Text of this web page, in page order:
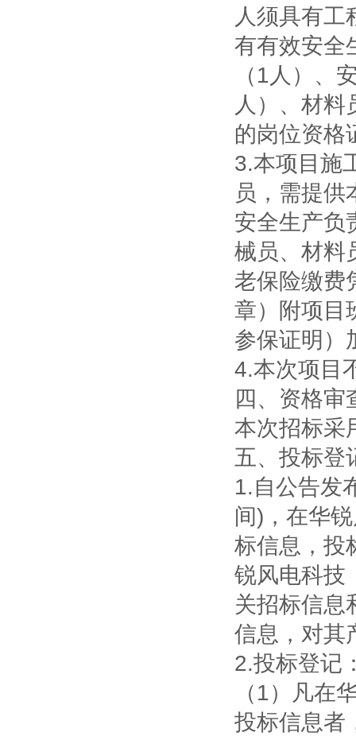
人须具有工
有有效安全
（1人）、
人）、材料
的岗位资格
3.本项目施
员，需提供
安全生产负
械员、材料
老保险缴费
章）附项目
参保证明）
4.本次项目
四、资格审
本次招标采
五、投标登
1.自公告发
间)，在华
标信息，投
锐风电科技
关招标信息
信息，对其
2.投标登记
（1）凡在
投标信息者